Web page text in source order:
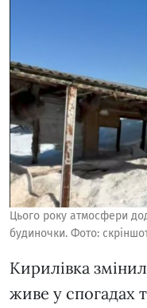
Цього року атмосфери
будиночки. Фото:
Кирилівка
живе у спогадах